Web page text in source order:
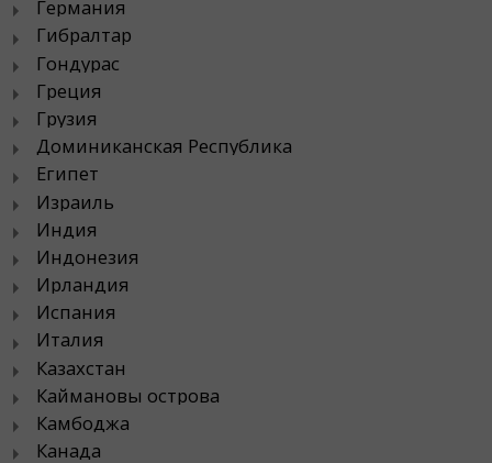
Германия
Гибралтар
Гондурас
Греция
Грузия
Доминиканская Республика
Египет
Израиль
Индия
Индонезия
Ирландия
Испания
Италия
Казахстан
Каймановы острова
Камбоджа
Канада